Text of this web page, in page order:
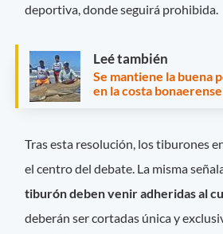
deportiva, donde seguirá prohibida.
Leé también
Se mantiene la buena
en la costa bonaerense
Tras esta resolución, los tiburones
el centro del debate. La misma
tiburón deben venir adheridas al
deberán ser cortadas única y